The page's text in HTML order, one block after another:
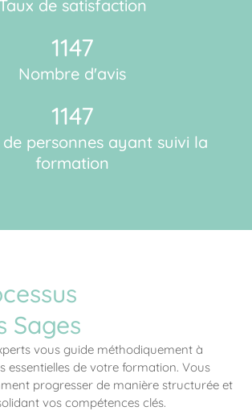
Taux de satisfaction
1147
Nombre d'avis
1147
personnes ayant suivi la
formation
Sages
vous guide méthodiquement à
essentielles de votre formation. Vous
progresser de manière structurée et
vos compétences clés.